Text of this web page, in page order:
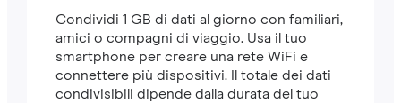
Condividi 1 GB di dati al giorno con familiari,
amici o compagni di viaggio. Usa il tuo
smartphone per creare una rete WiFi e
connettere più dispositivi. Il totale dei dati
condivisibili dipende dalla durata del tuo